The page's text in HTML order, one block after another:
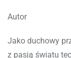
Autor
Jako duchowy
z pasją światu